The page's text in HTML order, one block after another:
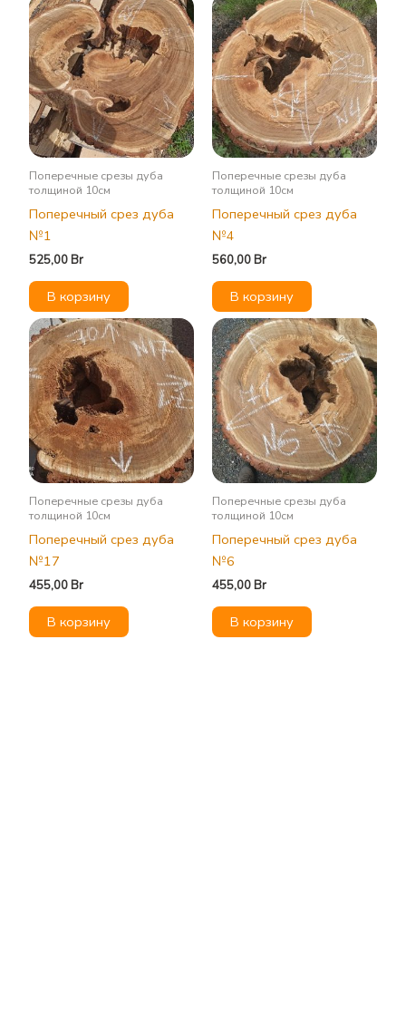
Поперечные срезы дуба
толщиной 10см
Поперечный срез дуба
№1
525,00Br
В корзину
Поперечные срезы дуба
толщиной 10см
Поперечный срез дуба
№4
560,00Br
В корзину
Поперечные срезы дуба
толщиной 10см
Поперечный срез дуба
№17
455,00Br
В корзину
Поперечные срезы дуба
толщиной 10см
Поперечный срез дуба
№6
455,00Br
В корзину